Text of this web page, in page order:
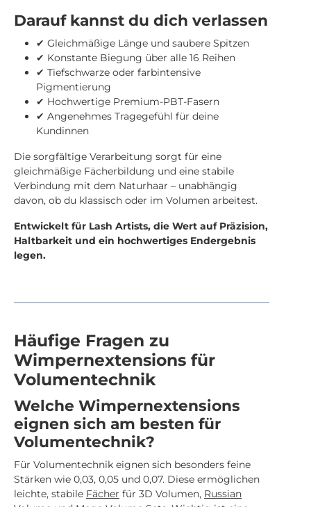
Darauf kannst du dich verlassen
✔ Gleichmäßige Länge und saubere Spitzen
✔ Konstante Biegung über alle 16 Reihen
✔ Tiefschwarze oder farbintensive
Pigmentierung
✔ Hochwertige Premium-PBT-Fasern
✔ Angenehmes Tragegefühl für deine
Kundinnen
Die sorgfältige Verarbeitung sorgt für eine
gleichmäßige Fächerbildung und eine stabile
Verbindung mit dem Naturhaar – unabhängig
davon, ob du klassisch oder im Volumen arbeitest.
Entwickelt für Lash Artists, die Wert auf Präzision,
Haltbarkeit und ein hochwertiges Endergebnis
legen.
Häufige Fragen zu
Wimpernextensions für
Volumentechnik
Welche Wimpernextensions
eignen sich am besten für
Volumentechnik?
Für Volumentechnik eignen sich besonders feine
Stärken wie 0,03, 0,05 und 0,07. Diese ermöglichen
leichte, stabile Fächer für 3D Volumen, Russian